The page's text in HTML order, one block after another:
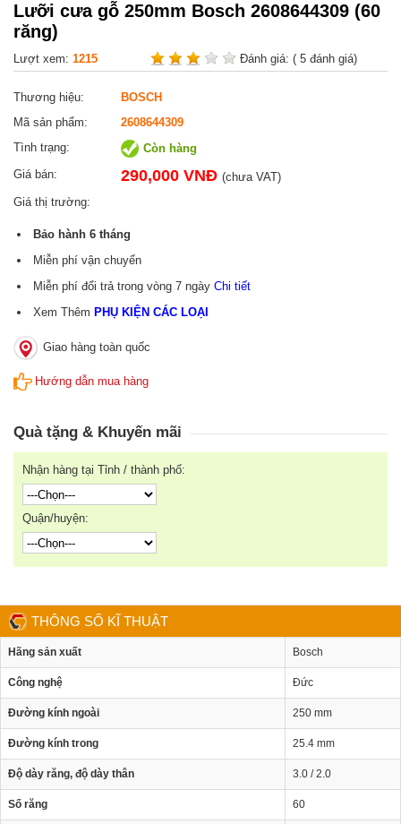
Lưỡi cưa gỗ 250mm Bosch 2608644309 (60
răng)
Lượt xem: 1215 Đánh giá: ( 5 đánh giá)
Thương hiệu:
BOSCH
Mã sản phẩm:
2608644309
Tình trạng:
Còn hàng
Giá bán:
290,000 VNĐ (chưa VAT)
Giá thị trường:
Bảo hành 6 tháng
Miễn phí vận chuyển
Miễn phí đổi trả trong vòng 7 ngày Chi tiết
Xem Thêm PHỤ KIỆN CÁC LOẠI
Giao hàng toàn quốc
Hướng dẫn mua hàng
Quà tặng & Khuyến mãi
Nhận hàng tại Tỉnh / thành phố:
Quận/huyện:
THÔNG SỐ KĨ THUẬT
Hãng sản xuất Bosch
Công nghệ Đức
Đường kính ngoài 250 mm
Đường kính trong 25.4 mm
Độ dày răng, độ dày thân 3.0 / 2.0
Số răng 60